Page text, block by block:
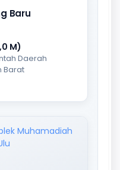
Baru
M)
Daerah
Barat